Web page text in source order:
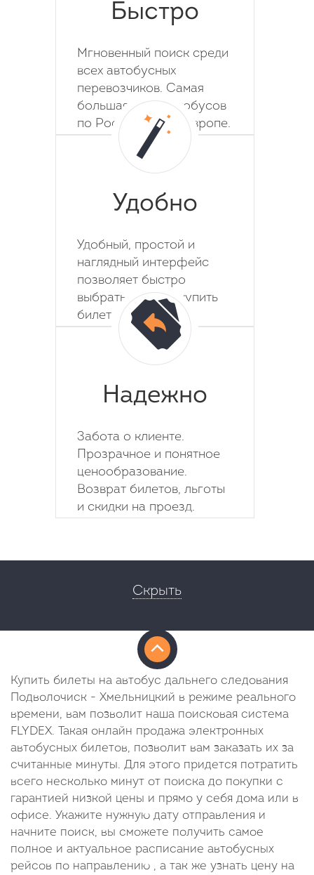
Быстро
Мгновенный поиск среди
всех автобусных
перевозчиков. Самая
большая база автобусов
по России, СНГ и Европе.
Удобно
Удобный, простой и
наглядный интерфейс
позволяет быстро
выбрать место и купить
билет на автобус.
Надежно
Забота о клиенте.
Прозрачное и понятное
ценообразование.
Возврат билетов, льготы
и скидки на проезд.
Скрыть
Купить билеты на автобус дальнего следования
Подволочиск - Хмельницкий в режиме реального
времени, вам позволит наша поисковая система
FLYDEX. Такая онлайн продажа электронных
автобусных билетов, позволит вам заказать их за
считанные минуты. Для этого придется потратить
всего несколько минут от поиска до покупки с
гарантией низкой цены и прямо у себя дома или в
офисе. Укажите нужную дату отправления и
начните поиск, вы сможете получить самое
полное и актуальное расписание автобусных
рейсов по направлению , а так же узнать цену на